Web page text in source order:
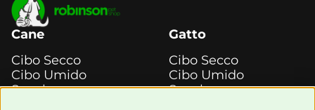
Cane
Cibo Secco
Cibo Umido
Snack e
Gatto
Cibo Secco
Cibo Umido
Snack e